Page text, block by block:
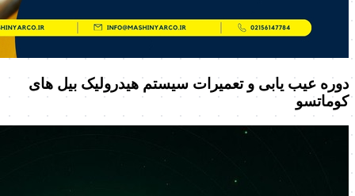
دوره عیب یابی و تعمیرات سیستم هیدرولیک بیل های
کوماتسو